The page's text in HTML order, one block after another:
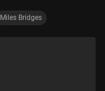
Miles Bridges